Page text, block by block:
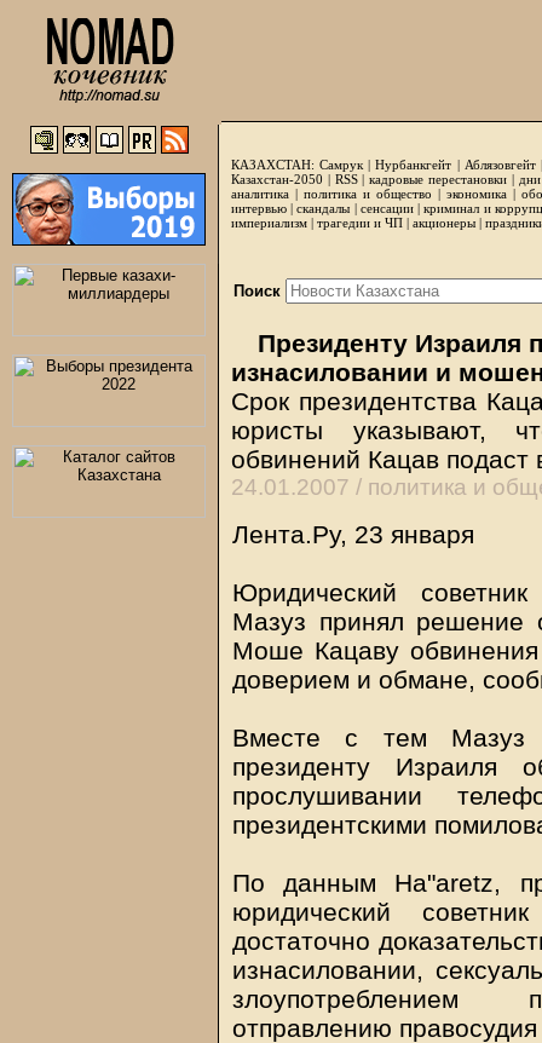
КАЗАХСТАН: Самрук |Нурбанкгейт | Аблязовгейт
Казахстан-2050 | RSS|кадровые перестановки|
аналитика | политика и общество | экономика |
интервью |скандалы | сенсации|криминал и
империализм | трагедии и ЧП | акционеры |
Поиск
Президенту Израиля
изнасиловании и
Срок президентства
юристы указывают,
обвинений Кацав подаст
24.01.2007 / политика и
Лента.Ру, 23 января
Юридический
Мазуз принял решение
Моше Кацаву обвинения
доверием и обмане,
Вместе с тем Мазуз
президенту Израиля
прослушивании
президентскими
По данным Ha"aretz,
юридический
достаточно
изнасиловании,
злоупотреблением
отправлению